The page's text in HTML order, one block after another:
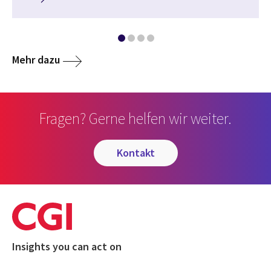
Mehr dazu
Fragen? Gerne helfen wir weiter.
kontakt
Insights you can act on